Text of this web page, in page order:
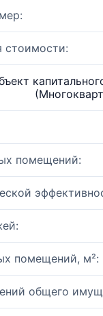
стоимости:
помещений:
помещений, м²:
общего